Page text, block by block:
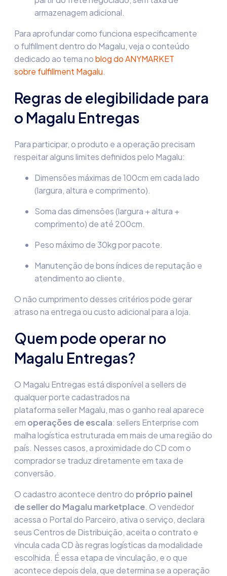
armazenagem adicional.
Para aprofundar como funciona especificamente
o fulfillment dentro do Magalu, veja o conteúdo
dedicado ao tema noblog do ANYMARKET
sobre fulfillment Magalu.
Regras de elegibilidade para
o Magalu Entregas
Para participar, o produto e a operação precisam
respeitar alguns limites definidos pelo Magalu:
Dimensões máximas de 100cm em cada lado
(largura, altura e comprimento).
Soma das dimensões (largura + altura +
comprimento) de até 200cm.
Peso máximo de 30kg por pacote.
Manutenção de bons índices de reputação e
atendimento ao cliente.
O não cumprimento desses critérios pode gerar
atraso na entrega ou custo adicional para a loja.
Quem pode operar no
Magalu Entregas?
O Magalu Entregas está disponível a sellers de
qualquer porte cadastrados na
plataforma seller Magalu, mas o ganho real aparece
em operações de escala: sellers Enterprise com
malha logística estruturada em mais de uma região do
país. Nesses casos, a proximidade do CD com o
comprador se traduz diretamente em taxa de
conversão.
O cadastro acontece dentro do próprio painel
de seller do Magalu marketplace. O vendedor
acessa o Portal do Parceiro, ativa o serviço, declara
seus Centros de Distribuição, aceita o contrato e
vincula cada CD às regras logísticas da modalidade
escolhida. É essa etapa de vinculação, e o que
acontece depois dela, que determina se a operação